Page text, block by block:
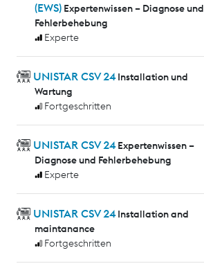
(EWS) Expertenwissen – Diagnose und
Fehlerbehebung
Experte
UNISTAR CSV 24 Installation und
Wartung
Fortgeschritten
UNISTAR CSV 24 Expertenwissen –
Diagnose und Fehlerbehebung
Experte
UNISTAR CSV 24 Installation and
maintanance
Fortgeschritten